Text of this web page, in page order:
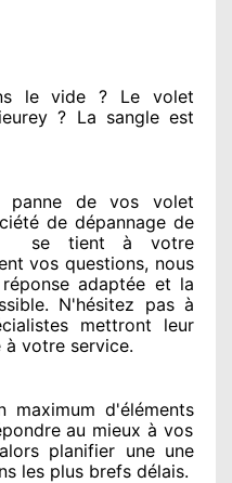
le vide ? Le volet
? La sangle est
panne de vos volet
de dépannage de
se tient à votre
vos questions, nous
adaptée et la
N'hésitez pas à
mettront leur
votre service.
maximum d'éléments
au mieux à vos
planifier une une
les plus brefs délais.